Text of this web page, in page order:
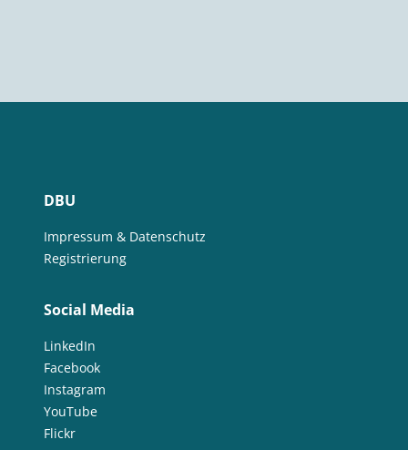
DBU
Impressum & Datenschutz
Registrierung
Social Media
LinkedIn
Facebook
Instagram
YouTube
Flickr